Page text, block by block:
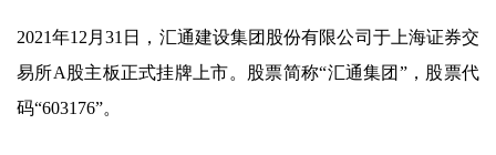
2021年12月31日，汇通建设集团股份有限公司于上海证券交
易所A股主板正式挂牌上市。股票简称“汇通集团”，股票代
码“603176”。